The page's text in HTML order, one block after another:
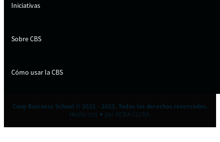
Iniciativas
Sobre CBS
Cómo usar la CBS
Coop Business School © 2021 - 2023. Todos los derechos reservados.
Hecho con ♥ por NCBA CLUSA.